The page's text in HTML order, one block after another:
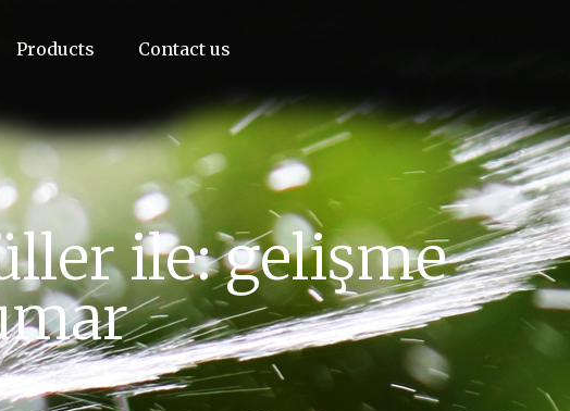
Products Contact us
ile: gelişme